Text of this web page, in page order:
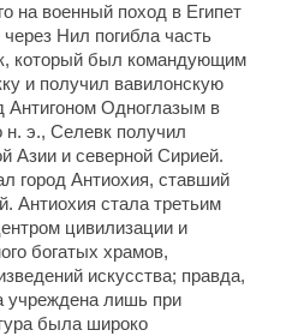
на военный поход в Египет
Нил погибла часть
который был командующим
и получил вавилонскую
Одноглазым в
н. э., Селевк получил
Азии и северной Сирией.
город Антиохия, ставший
Антиохия стала третьим
цивилизации и
богатых храмов,
искусства; правда,
учреждена лишь при
была широко